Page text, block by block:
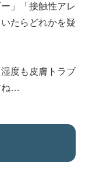
」「接触性アレ
たらどれかを疑
度も皮膚トラブ
ね…